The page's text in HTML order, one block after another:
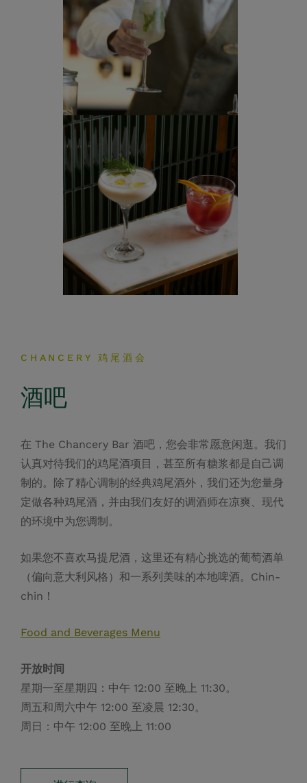
如果您不喜欢马提尼酒，这里还有精心挑选的葡萄酒单
（偏向意大利风格）和一系列美味的本地啤酒。Chin-
Food and Beverages Menu
星期一至星期四：中午 12:00 至晚上 11:30。
周五和周六中午 12:00 至凌晨 12:30。
周日：中午 12:00 至晚上 11:00
进行查询
THE CHANCERY BAR
Whether you’re planning a private affair or a relaxed
get-together, our adaptable catering options ensure
every occasion is truly memorable. From corporate
gatherings to celebrations with family and friends,
The Chancery Bar and Fawn Restaurant are the
perfect venues.
Fawn Restaurant can be booked for groups for
Minimum numbers are applicable to book privately.